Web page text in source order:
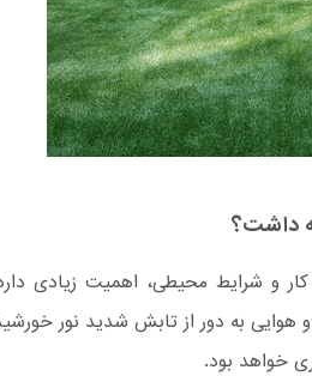
داشت؟
و شرایط محیطی، اهمیت زیادی
به دور از تابش شدید نور خورشید
خواهد بود.